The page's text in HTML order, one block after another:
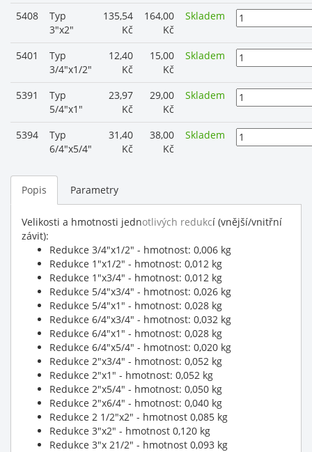
5408
Typ
3"x2"
135,54
Kč
164,00
Kč
Skladem
5401
Typ
3/4"x1/2"
12,40
Kč
15,00
Kč
Skladem
5391
Typ
5/4"x1"
23,97
Kč
29,00
Kč
Skladem
5394
Typ
6/4"x5/4"
31,40
Kč
38,00
Kč
Skladem
Popis Parametry
Velikosti a hmotnosti jednotlivých redukcí (vnější/vnitřní
závit):
Redukce 3/4"x1/2" - hmotnost: 0,006 kg
Redukce 1"x1/2" - hmotnost: 0,012 kg
Redukce 1"x3/4" - hmotnost: 0,012 kg
Redukce 5/4"x3/4" - hmotnost: 0,026 kg
Redukce 5/4"x1" - hmotnost: 0,028 kg
Redukce 6/4"x3/4" - hmotnost: 0,032 kg
Redukce 6/4"x1" - hmotnost: 0,028 kg
Redukce 6/4"x5/4" - hmotnost: 0,020 kg
Redukce 2"x3/4" - hmotnost: 0,052 kg
Redukce 2"x1" - hmotnost: 0,052 kg
Redukce 2"x5/4" - hmotnost: 0,050 kg
Redukce 2"x6/4" - hmotnost: 0,040 kg
Redukce 2 1/2"x2" - hmotnost 0,085 kg
Redukce 3"x2" - hmotnost 0,120 kg
Redukce 3"x 21/2" - hmotnost 0,093 kg